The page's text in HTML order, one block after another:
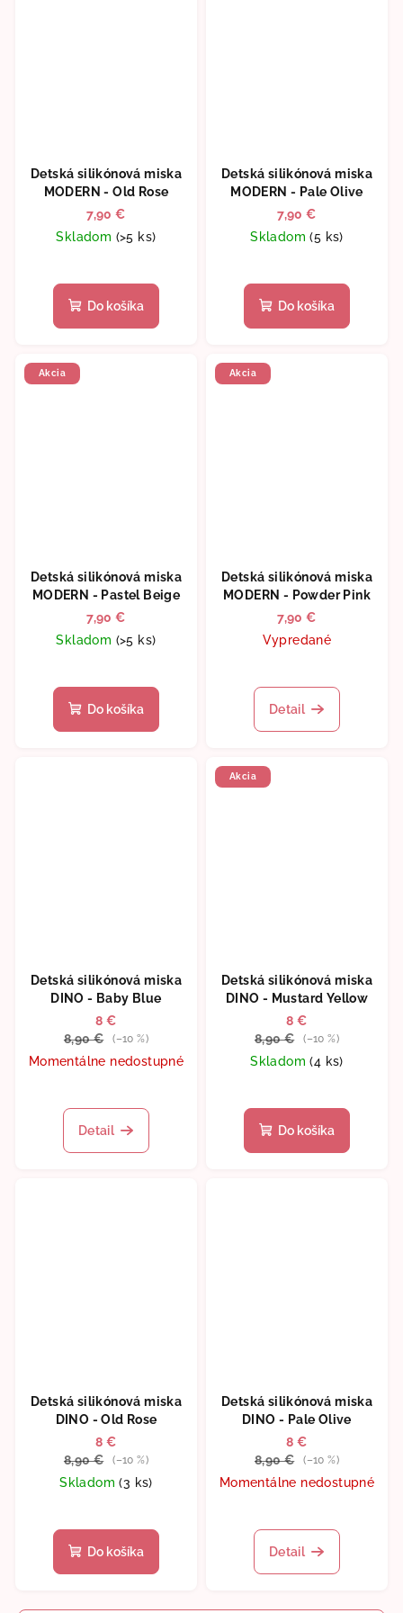
Detská silikónová miska
MODERN - Old Rose
7,90 €
Skladom (>5 ks)
hodnotenie
produktu
Do košíka
Detská silikónová miska
MODERN - Pale Olive
7,90 €
Skladom(5 ks)
Do košíka
Akcia
Detská silikónová miska
MODERN - Pastel Beige
7,90 €
Skladom (>5 ks)
Do košíka
Akcia
Detská silikónová miska
MODERN - Powder Pink
7,90 €
Vypredané
Detail
Detská silikónová miska
DINO - Baby Blue
8 €
8,90 €
(–10 %)
Momentálne nedostupné
Detail
Akcia
Detská silikónová miska
DINO - Mustard Yellow
8 €
8,90 €
(–10 %)
Skladom(4 ks)
Do košíka
Detská silikónová miska
DINO - Old Rose
8 €
8,90 €
(–10 %)
Skladom(3 ks)
Do košíka
Detská silikónová miska
DINO - Pale Olive
8 €
8,90 €
(–10 %)
Momentálne nedostupné
Detail